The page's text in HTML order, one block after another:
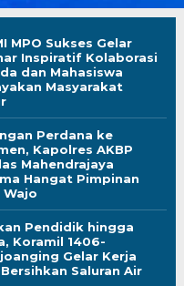
MPO Sukses Gelar
Inspiratif Kolaborasi
dan Mahasiswa
Masyarakat
Perdana ke
Kapolres AKBP
Mahendrajaya
Hangat Pimpinan
Wajo
Pendidik hingga
Koramil 1406-
Gelar Kerja
Saluran Air